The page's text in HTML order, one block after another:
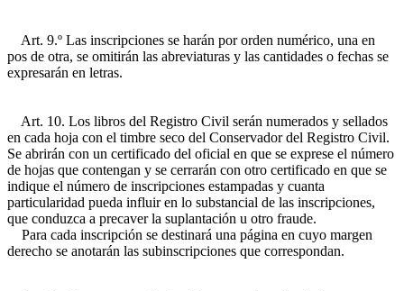
Art. 9.º Las inscripciones se harán por orden numérico, una en
pos de otra, se omitirán las abreviaturas y las cantidades o fechas se
expresarán en letras.
Art. 10. Los libros del Registro Civil serán numerados y sellados
en cada hoja con el timbre seco del Conservador del Registro Civil.
Se abrirán con un certificado del oficial en que se exprese el número
de hojas que contengan y se cerrarán con otro certificado en que se
indique el número de inscripciones estampadas y cuanta
particularidad pueda influir en lo substancial de las inscripciones,
que conduzca a precaver la suplantación u otro fraude.
Para cada inscripción se destinará una página en cuyo margen
derecho se anotarán las subinscripciones que correspondan.